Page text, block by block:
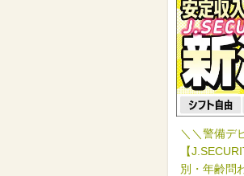
＼＼警備デ
【
別・年齢問